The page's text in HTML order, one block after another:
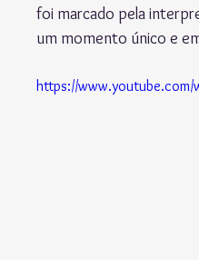
foi marcado pela
um momento único e
https://www.youtube.com/